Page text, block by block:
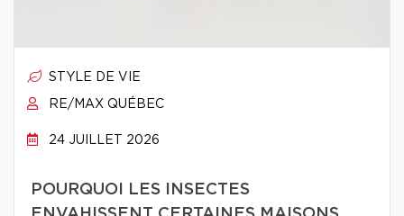
STYLE DE VIE
RE/MAX QUÉBEC
24 JUILLET 2026
POURQUOI LES INSECTES